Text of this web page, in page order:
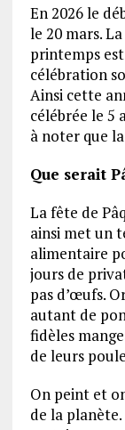
En 2026 le
le 20 mars.
printemps
célébration
Ainsi cette
célébrée le 5
à noter que
Que serait
La fête de
ainsi met un
alimentaire
jours de
pas d’œufs.
autant de
fidèles
de leurs
On peint et
de la